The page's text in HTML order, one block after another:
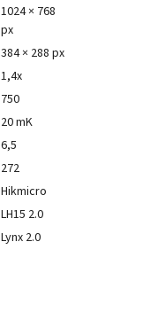
1024 × 768
px
384 × 288 px
1,4x
750
20 mK
6,5
272
Hikmicro
LH15 2.0
Lynx 2.0